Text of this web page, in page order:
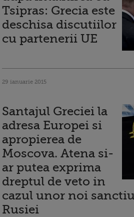
Tsipras: Grecia este
deschisa discutiilor
cu partenerii UE
29 ianuarie 2015
Santajul Greciei la
adresa Europei si
apropierea de
Moscova. Atena si-
ar putea exprima
dreptul de veto in
cazul unor noi
Rusiei